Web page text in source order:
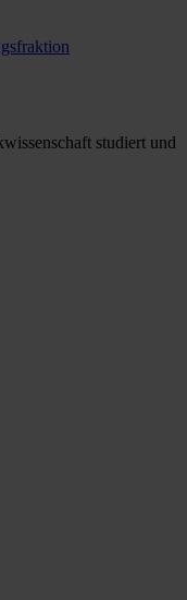
studiert und